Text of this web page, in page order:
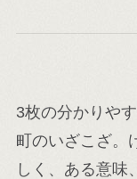
3枚の分かりや
町のいざこざ。
しく、ある意味